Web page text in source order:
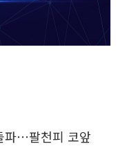
파⋯팔천피 코앞